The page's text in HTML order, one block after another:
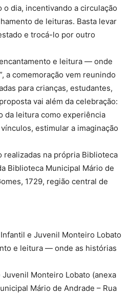
dia, incentivando a circulação
de leituras. Basta levar
e trocá-lo por outro
e leitura — onde
a comemoração vem reunindo
para crianças, estudantes,
vai além da celebração:
da leitura como experiência
estimular a imaginação
realizadas na própria Biblioteca
Biblioteca Municipal Mário de
1729, região central de
e Juvenil Monteiro Lobato
e leitura — onde as histórias
Monteiro Lobato (anexa
Mário de Andrade – Rua